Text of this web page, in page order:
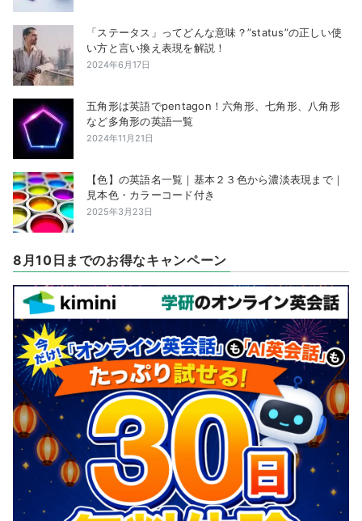
「ステータス」ってどんな意味？”status”の正しい使
い方と言い換え表現を解説！
2024年6月17日
五角形は英語でpentagon！六角形、七角形、八角形
など多角形の英語一覧
2024年11月21日
【色】の英語名一覧｜基本２３色から濃淡表現まで｜
見本色・カラーコード付き
2025年3月23日
8月10日までのお得なキャンペーン